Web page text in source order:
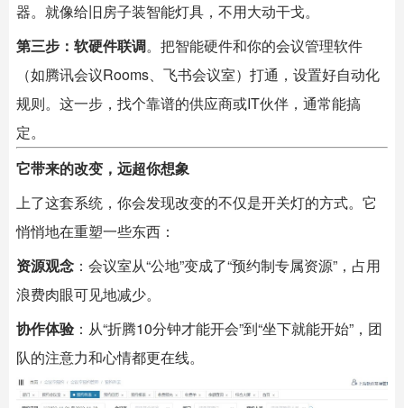
器。就像给旧房子装智能灯具，不用大动干戈。
第三步：软硬件联调。把智能硬件和你的会议管理软件
（如腾讯会议Rooms、飞书会议室）打通，设置好自动化
规则。这一步，找个靠谱的供应商或IT伙伴，通常能搞
定。
它带来的改变，远超你想象
上了这套系统，你会发现改变的不仅是开关灯的方式。它
悄悄地在重塑一些东西：
资源观念 ：会议室从“公地”变成了“预约制专属资源”，占用
浪费肉眼可见地减少。
协作体验 ：从“折腾10分钟才能开会”到“坐下就能开始”，团
队的注意力和心情都更在线。